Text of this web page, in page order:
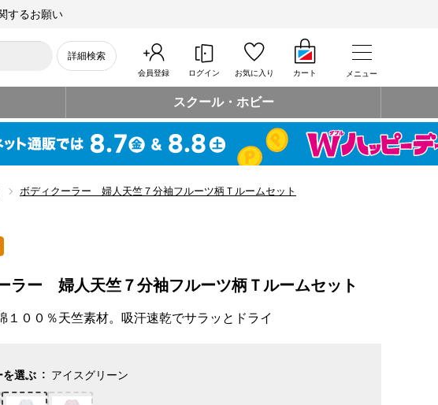
するお願い
詳細検索
会員登録 ログイン お気に入り カート メニュー
スクール・ホビー
ボディクーラー 婦人天竺７分袖フルーツ柄Ｔルームセット
ラー 婦人天竺７分袖フルーツ柄Ｔルームセット
１００％天竺素材。吸汗速乾でサラッとドライ
を選ぶ アイスグリーン